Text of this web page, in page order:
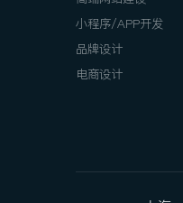
小程序/APP开发
品牌设计
电商设计